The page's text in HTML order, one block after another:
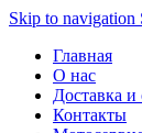
Skip to navigation
Главная
О нас
Доставка и
Контакты